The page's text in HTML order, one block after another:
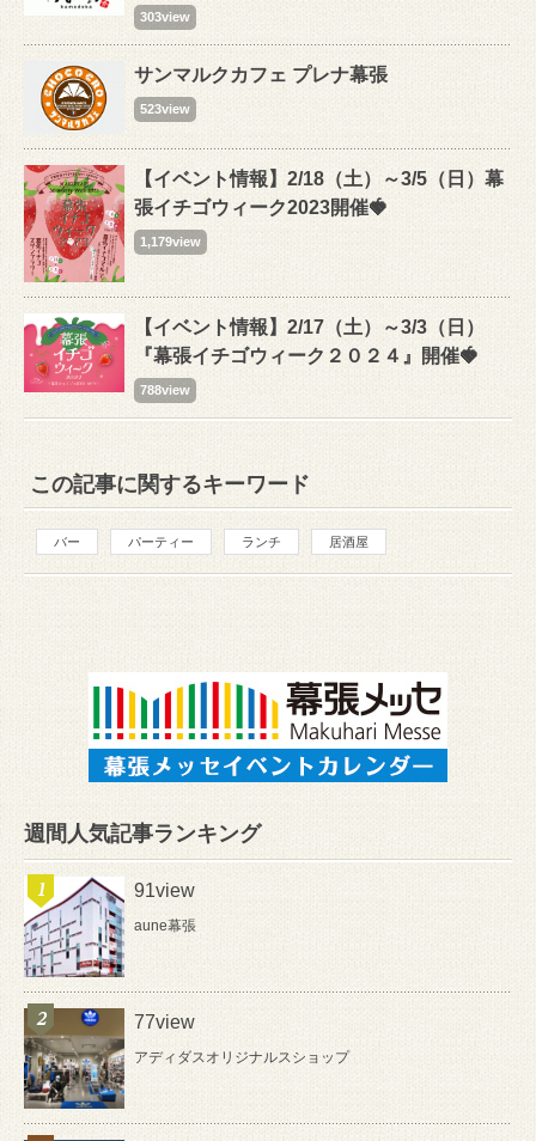
303view
サンマルクカフェ プレナ幕張
523view
【イベント情報】2/18（土）～3/5（日）幕
張イチゴウィーク2023開催🍓
1,179view
【イベント情報】2/17（土）～3/3（日）
『幕張イチゴウィーク２０２４』開催🍓
788view
この記事に関するキーワード
バー パーティー ランチ 居酒屋
週間人気記事ランキング
91view
aune幕張
77view
アディダスオリジナルスショップ